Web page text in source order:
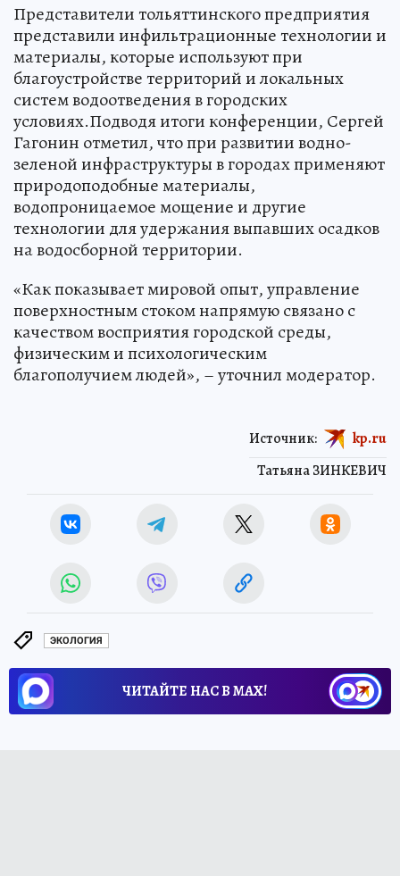
Представители тольяттинского предприятия
представили инфильтрационные технологии и
материалы, которые используют при
благоустройстве территорий и локальных
систем водоотведения в городских
условиях.Подводя итоги конференции, Сергей
Гагонин отметил, что при развитии водно-
зеленой инфраструктуры в городах применяют
природоподобные материалы,
водопроницаемое мощение и другие
технологии для удержания выпавших осадков
на водосборной территории.
«Как показывает мировой опыт, управление
поверхностным стоком напрямую связано с
качеством восприятия городской среды,
физическим и психологическим
благополучием людей», – уточнил модератор.
Татьяна ЗИНКЕВИЧ
Источник: kp.ru
ЭКОЛОГИЯ
ЧИТАЙТЕ НАС В МАХ!